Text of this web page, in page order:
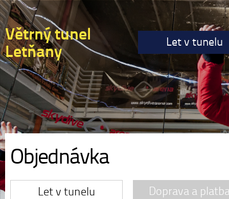
Větrný tunel
Letňany
Let v tunelu
Objednávka
Let v tunelu Doprava a